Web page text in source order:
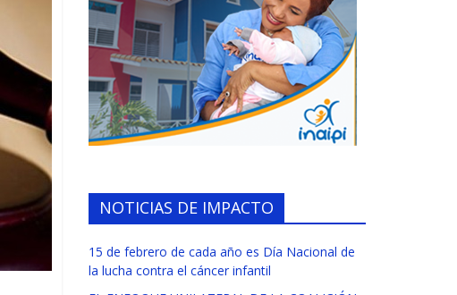
NOTICIAS DE IMPACTO
15 de febrero de cada año es Día Nacional de
la lucha contra el cáncer infantil